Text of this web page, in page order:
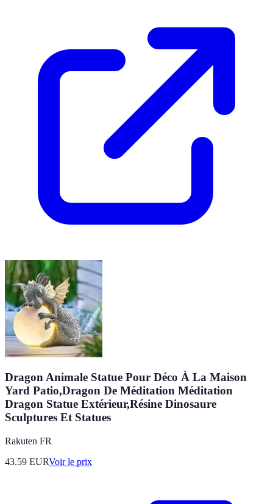
Dragon Animale Statue Pour Déco À La Maison
Yard Patio,Dragon De Méditation Méditation
Dragon Statue Extérieur,Résine Dinosaure
Sculptures Et Statues
Rakuten FR
43.59 EURVoir le prix